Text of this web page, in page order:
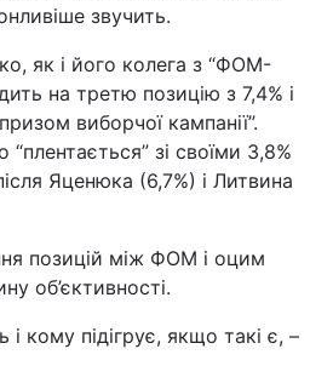
звучить.
як і його колега з “ФОМ-
на третю позицію з 7,4% і
виборчої кампанії”.
зі своїми 3,8%
Яценюка (6,7%) і Литвина
позицій між ФОМ і оцим
об’єктивності.
кому підігрує, якщо такі є, –